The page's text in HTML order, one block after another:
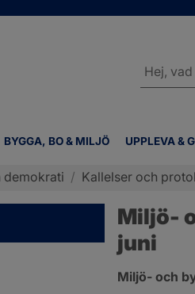
BYGGA, BO & MILJÖ UPPLEVA &
demokrati / Kallelser och
Miljö-
juni
Miljö- och